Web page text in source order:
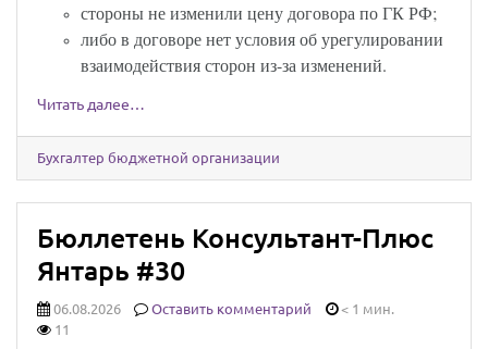
стороны не изменили цену договора по ГК РФ;
либо в договоре нет условия об урегулировании
взаимодействия сторон из-за изменений.
Читать далее…
Бухгалтер бюджетной организации
Бюллетень Консультант-Плюс
Янтарь #30
06.08.2026 Оставить комментарий
< 1 мин.
11